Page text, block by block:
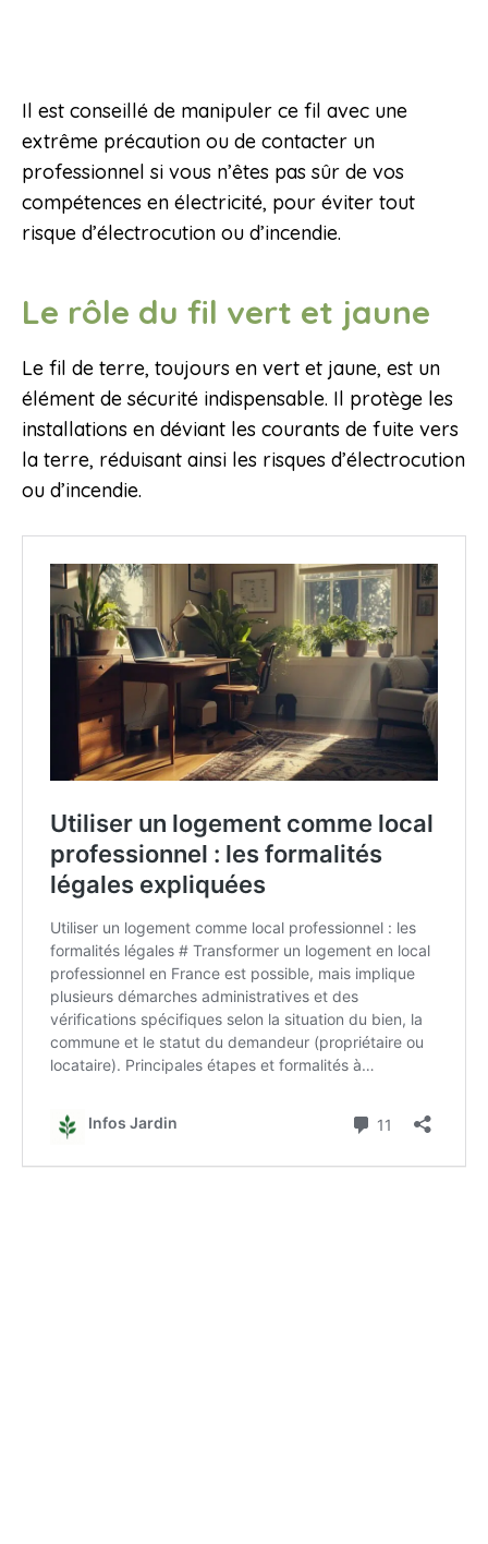
Il est conseillé de manipuler ce fil avec une
extrême précaution ou de contacter un
professionnel si vous n’êtes pas sûr de vos
compétences en électricité, pour éviter tout
risque d’électrocution ou d’incendie.
Le rôle du fil vert et jaune
Le fil de terre, toujours en vert et jaune, est un
élément de sécurité indispensable. Il protège les
installations en déviant les courants de fuite vers
la terre, réduisant ainsi les risques d’électrocution
ou d’incendie.